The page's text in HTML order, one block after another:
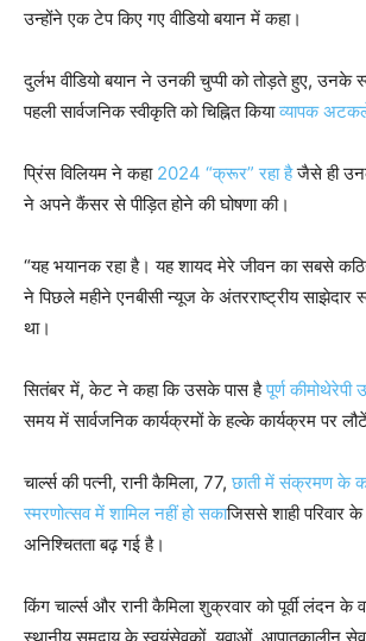
उन्होंने एक टेप किए गए वीडियो बयान में कहा।
दुर्लभ वीडियो बयान ने उनकी चुप्पी को तोड़ते हुए, उनके
पहली सार्वजनिक स्वीकृति को चिह्नित कियाव्यापक
प्रिंस विलियम ने कहा 2024 “क्रूर” रहा हैजैसे ही
ने अपने कैंसर से पीड़ित होने की घोषणा की।
“यह भयानक रहा है। यह शायद मेरे जीवन का सबसे कठिन
ने पिछले महीने एनबीसी न्यूज के अंतरराष्ट्रीय साझेदार
था।
सितंबर में, केट ने कहा कि उसके पास हैपूर्ण कीमोथेरेपी
समय में सार्वजनिक कार्यक्रमों के हल्के कार्यक्रम पर
चार्ल्स की पत्नी, रानी कैमिला, 77,छाती में संक्रमण के
स्मरणोत्सव में शामिल नहीं हो सकाजिससे शाही परिवार
अनिश्चितता बढ़ गई है।
किंग चार्ल्स और रानी कैमिला शुक्रवार को पूर्वी लंदन के